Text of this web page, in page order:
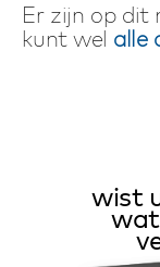
Er zijn op dit
kunt wel alle
wist